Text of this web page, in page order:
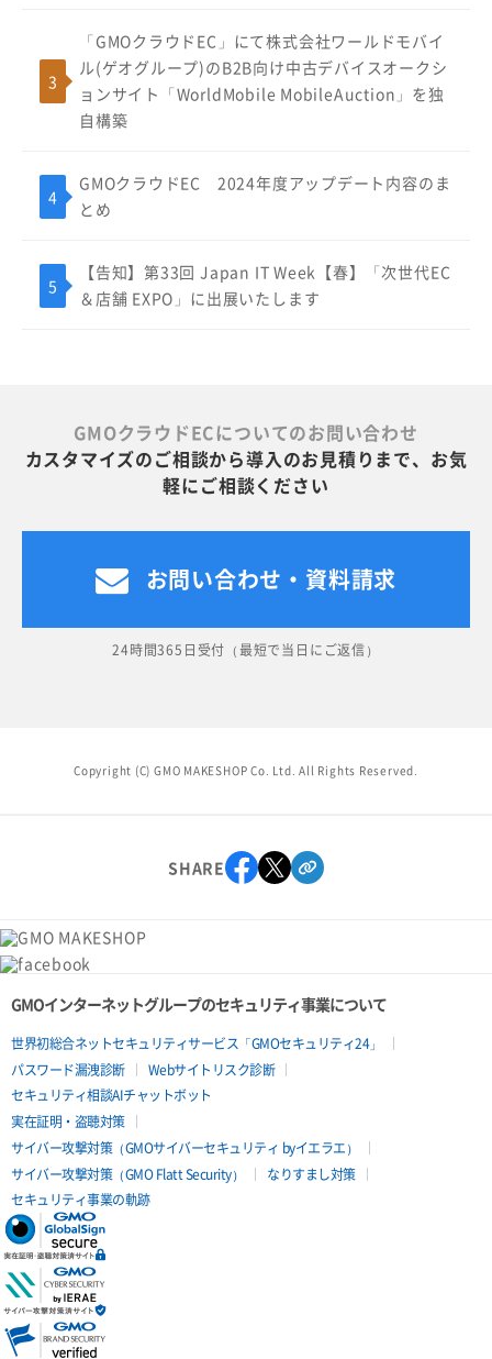
「GMOクラウドEC」にて株式会社ワールドモバイ
ル(ゲオグループ)のB2B向け中古デバイスオークシ
ョンサイト「WorldMobile MobileAuction」を独
自構築
GMOクラウドEC 2024年度アップデート内容のま
とめ
【告知】第33回 Japan IT Week【春】「次世代EC
＆店舗 EXPO」に出展いたします
GMOクラウドECについてのお問い合わせ
カスタマイズのご相談から導入のお見積りまで、お気
軽にご相談ください
お問い合わせ・資料請求
24時間365日受付（最短で当日にご返信）
Copyright (C) GMO MAKESHOP Co. Ltd. All Rights Reserved.
SHARE
GMOインターネットグループのセキュリティ事業について
世界初総合ネットセキュリティサービス「GMOセキュリティ24」
パスワード漏洩診断
Webサイトリスク診断
セキュリティ相談AIチャットボット
実在証明・盗聴対策
サイバー攻撃対策（GMOサイバーセキュリティ byイエラエ）
サイバー攻撃対策（GMO Flatt Security）
なりすまし対策
セキュリティ事業の軌跡